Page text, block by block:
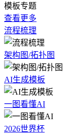
模板专题
查看更多
流程梳理
架构图/拓扑图
AI生成模板
一图看懂AI
2026世界杯